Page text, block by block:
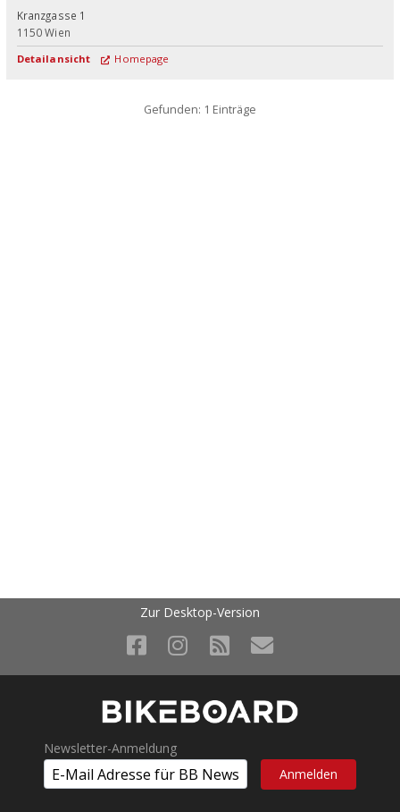
Kranzgasse 1
1150 Wien
Detailansicht Homepage
Gefunden: 1 Einträge
Zur Desktop-Version
Newsletter-Anmeldung